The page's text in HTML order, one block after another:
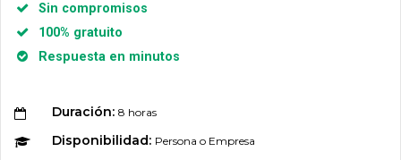
Sin compromisos
100% gratuito
Respuesta en minutos
Duración: 8 horas
Disponibilidad: Persona o Empresa